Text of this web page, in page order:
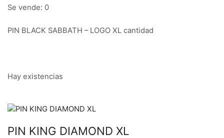
Se vende: 0
PIN BLACK SABBATH – LOGO XL cantidad
Hay existencias
PIN KING DIAMOND XL